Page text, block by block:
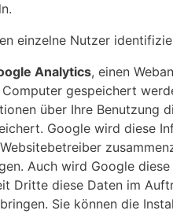
einzelne Nutzer
Analytics, einen
gespeichert
über Ihre Benutzung
Google wird diese
Auch wird Google
Dritte diese Daten im
Sie können die